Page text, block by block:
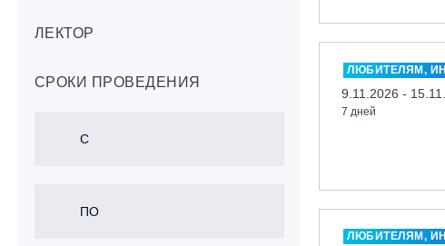
Мечевой бой
ЛЕКТОР
СРОКИ ПРОВЕДЕНИЯ
ЛЮБИТЕЛЯМ,
9.11.2026 -
7 дней
ЛЮБИТЕЛЯМ,